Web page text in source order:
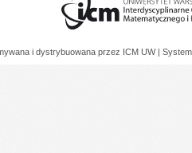
i dystrybuowana przez ICM UW |